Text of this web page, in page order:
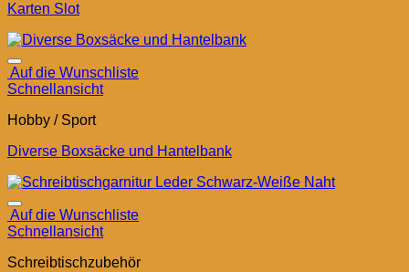
Karten Slot
Auf die Wunschliste
Schnellansicht
Hobby / Sport
Diverse Boxsäcke und Hantelbank
Auf die Wunschliste
Schnellansicht
Schreibtischzubehör